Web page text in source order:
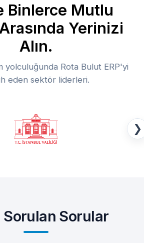
Binlerce Mutlu
Yerinizi
Alın.
yolculuğunda Rota Bulut ERP'yi
eden sektör liderleri.
❯
Sorulan Sorular